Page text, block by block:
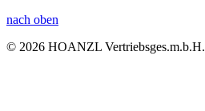
nach oben
© 2026 HOANZL Vertriebsges.m.b.H.